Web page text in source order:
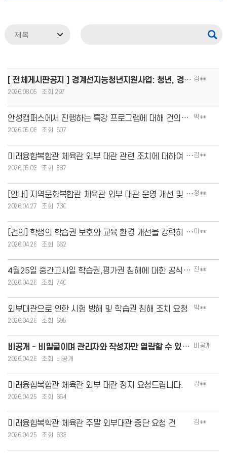
[ 전체게시판공지 ] 경계선지능청년지원사업: 청년, 경계를 넘어 커리어 도약!(8.13.(목)까지 모집, 1인당 김**
2026.08.05
297
안성캠퍼스에서 진행하는 특강 프로그램에 대해 건의드립니다
박**
2026.05.08
607
미래융합복합관 체육관 외부 대관 관련 조치에 대하여 감사드립니다. 김**
2026.05.03
587
[안내] 지역문화복합관 체육관 외부 대관 운영 개선 및 대관 제한 안내 정**
2026.04.27
730
[건의] 학생의 학습권 보호와 교육 환경 개선을 강력히 촉구합니다 이**
2026.04.26
662
4월25일 중간고사일 학습권,평가권 침해에 대한 공식적인 사과 요구 합니다. 진**
2026.04.26
740
외부대관으로 인한 시험 방해 및 학습권 침해 조치 요청
박**
2026.04.26
695
비공개 - 비밀글이며 관리자와 작성자만 열람할 수 있습니다.
비공개
2026.04.26
비공개
미래융합복합관 체육관 외부 대관 정지 요청드립니다.
강**
2026.04.25
664
미래융합복학관 체육관 주말 외부대관 중단 요청 건
김**
2026.04.25
633